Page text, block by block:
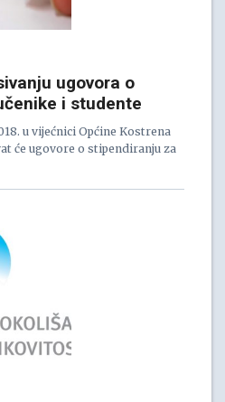
ugovora o
i studente
u vijećnici Općine Kostrena
će ugovore o stipendiranju za